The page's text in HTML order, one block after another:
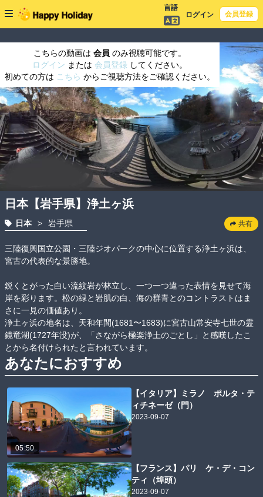
言語
ログイン
会員登録
こちらの動画は 会員 のみ視聴可能です。
ログイン または 会員登録 してください。
初めての方は こちら からご視聴方法をご確認ください。
日本【岩手県】浄土ヶ浜
日本 > 岩手県 共有
三陸復興国立公園・三陸ジオパークの中心に位置する浄土ヶ浜は、
宮古の代表的な景勝地。
鋭くとがった白い流紋岩が林立し、一つ一つ違った表情を見せて海
岸を彩ります。松の緑と岩肌の白、海の群青とのコントラストはま
さに一見の価値あり。
浄土ヶ浜の地名は、天和年間(1681〜1683)に宮古山常安寺七世の霊
鏡竜湖(1727年没)が、「さながら極楽浄土のごとし」と感嘆したこ
あなたにおすすめ
05:50
【イタリア】ミラノ ポルタ・テ
ィチネーゼ（門）
2023-09-07
【フランス】パリ ケ・デ・コン
ティ（埠頭）
2023-09-07